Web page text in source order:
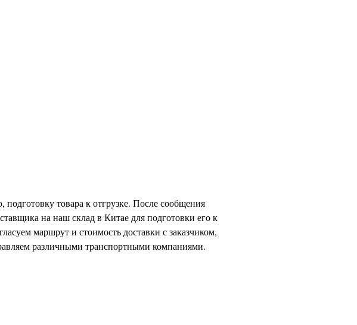
товара к отгрузке. После сообщения
на наш склад в Китае для подготовки его к
маршрут и стоимость доставки с заказчиком,
различными транспортными компаниями.